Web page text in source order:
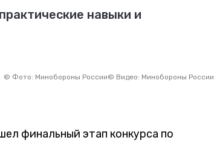
навыки и
© Фото: Минобороны России© Видео: Минобороны России
финальный этап конкурса по